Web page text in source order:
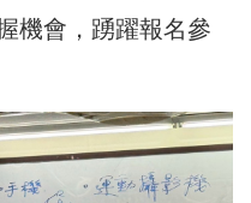
機會，踴躍報名參